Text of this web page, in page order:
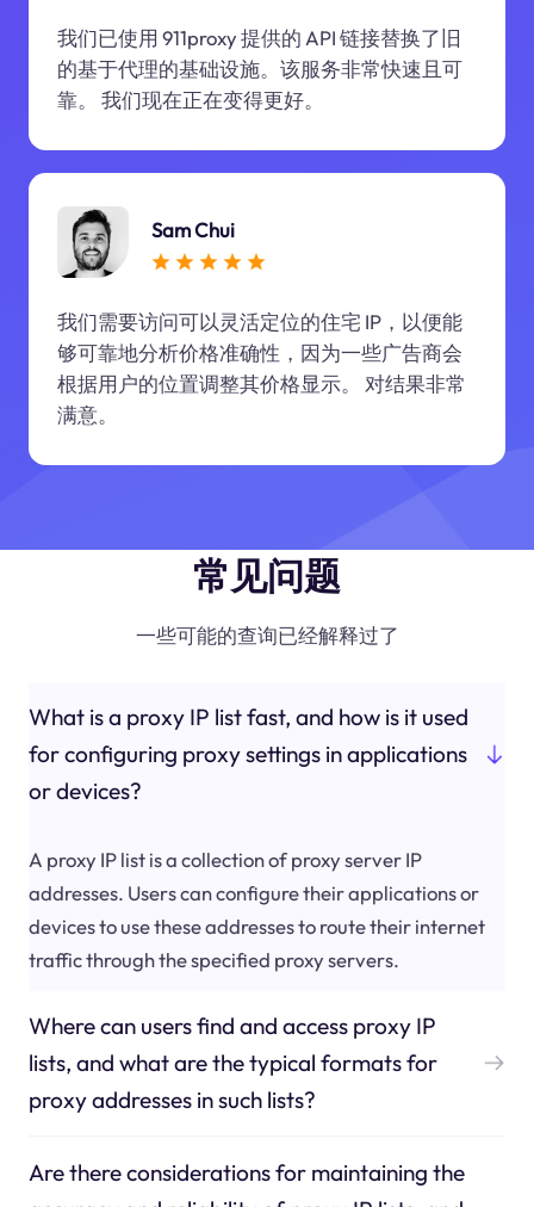
我们已使用 911proxy 提供的 API 链接替换了旧
的基于代理的基础设施。该服务非常快速且可
靠。 我们现在正在变得更好。
Sam Chui
我们需要访问可以灵活定位的住宅 IP，以便能
够可靠地分析价格准确性，因为一些广告商会
根据用户的位置调整其价格显示。 对结果非常
满意。
常见问题
一些可能的查询已经解释过了
What is a proxy IP list fast, and how is it used
for configuring proxy settings in applications
or devices?
A proxy IP list is a collection of proxy server IP
addresses. Users can configure their applications or
devices to use these addresses to route their internet
traffic through the specified proxy servers.
Where can users find and access proxy IP
lists, and what are the typical formats for
proxy addresses in such lists?
Are there considerations for maintaining the